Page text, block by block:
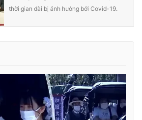
thời gian dài bị ảnh hưởng bởi Covid-19.